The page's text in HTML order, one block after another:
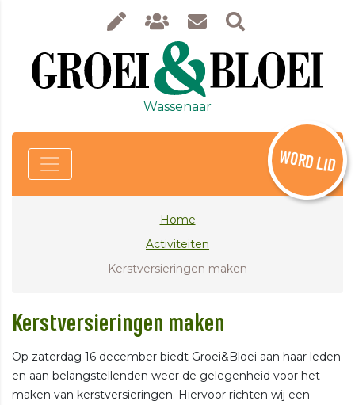
Wassenaar
WORD LID
Home
Activiteiten
Kerstversieringen maken
Kerstversieringen maken
Op zaterdag 16 december biedt Groei&Bloei aan haar leden
en aan belangstellenden weer de gelegenheid voor het
maken van kerstversieringen. Hiervoor richten wij een